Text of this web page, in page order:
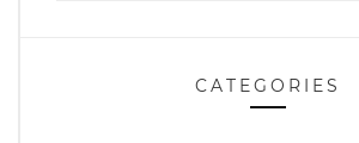
CATEGORIES